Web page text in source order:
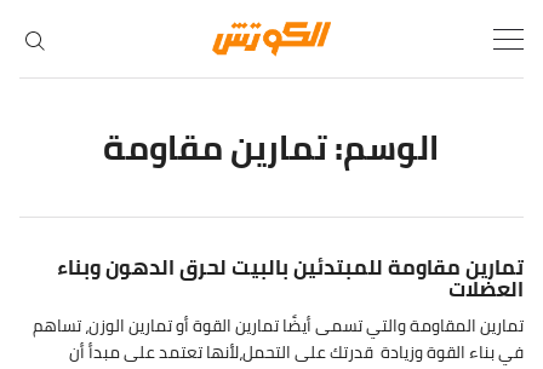
الوسم:تمارين مقاومة
تمارين مقاومة للمبتدئين بالبيت لحرق الدهون وبناء
العضلات
تمارين المقاومة والتي تسمى أيضًا تمارين القوة أو تمارين الوزن، تساهم
في بناء القوة وزيادة قدرتك على التحمل،لأنها تعتمد على مبدأ أن